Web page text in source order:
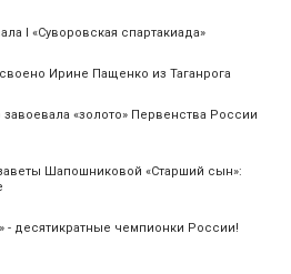
I «Суворовская спартакиада»
Ирине Пащенко из Таганрога
«золото» Первенства России
Шапошниковой «Старший сын»:
- десятикратные чемпионки России!